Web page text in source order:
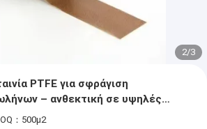
2/3
PTFE για σφράγιση
– ανθεκτική σε υψηλές
διάβρωση
：500μ2